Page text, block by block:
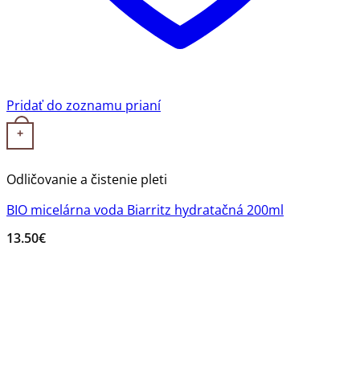
Pridať do zoznamu prianí
+
Odličovanie a čistenie pleti
BIO micelárna voda Biarritz hydratačná 200ml
13.50€